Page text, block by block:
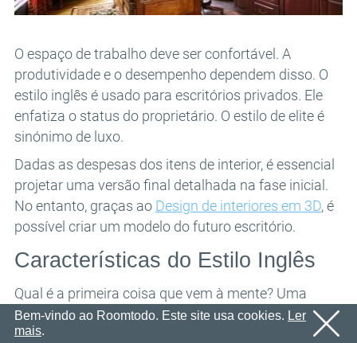
Senha
OK
Cadastro Lembrar senha
Enviaremos um e-mail com um link de confirmação em
OK
OK
O espaço de trabalho deve ser confortável. A
produtividade e o desempenho dependem disso. O
estilo inglês é usado para escritórios privados. Ele
enfatiza o status do proprietário. O estilo de elite é
sinónimo de luxo.
Dadas as despesas dos itens de interior, é essencial
projetar uma versão final detalhada na fase inicial.
No entanto, graças ao Design de interiores em 3D, é
possível criar um modelo do futuro escritório.
Características do Estilo Inglês
Qual é a primeira coisa que vem à mente? Uma
mesa maciça feita de madeira natural, móveis de
madeira macia estofados em seda, um parquet caro
Bem-vindo ao Roomtodo. Este site usa cookies. Ler
mais.